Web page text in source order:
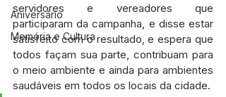
Aniversário
Memória e Cultura
servidores e vereadores que
participaram da campanha, e disse estar
satisfeito com o resultado, e espera que
todos façam sua parte, contribuam para
o meio ambiente e ainda para ambientes
saudáveis em todos os locais da cidade.